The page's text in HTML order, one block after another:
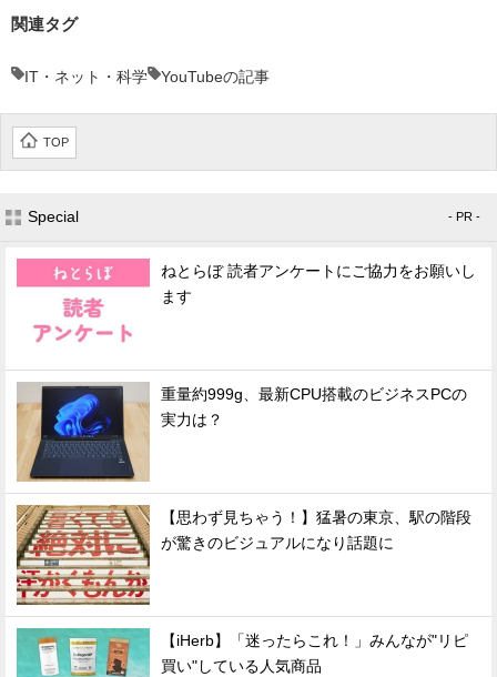
関連タグ
IT・ネット・科学 YouTubeの記事
TOP
Special - PR -
ねとらぼ 読者アンケートにご協力をお願いし
ます
重量約999g、最新CPU搭載のビジネスPCの
実力は？
【思わず見ちゃう！】猛暑の東京、駅の階段
が驚きのビジュアルになり話題に
【iHerb】「迷ったらこれ！」みんなが"リピ
買い"している人気商品